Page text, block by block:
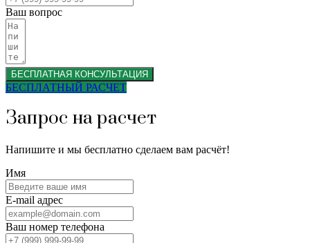
Ваш вопрос
БЕСПЛАТНАЯ КОНСУЛЬТАЦИЯ
БЕСПЛАТНЫЙ РАСЧЕТ
Запрос на расчет
Напишите и мы бесплатно сделаем вам расчёт!
Имя
E-mail адрес
Ваш номер телефона